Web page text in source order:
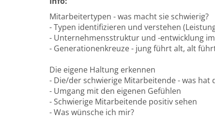
Mitarbeitertypen - was macht sie schwierig?
- Typen identifizieren und verstehen
- Unternehmensstruktur und -entwicklung
- Generationenkreuze - jung führt alt, alt
Die eigene Haltung erkennen
- Die/der schwierige Mitarbeitende - was hat
- Umgang mit den eigenen Gefühlen
- Schwierige Mitarbeitende positiv sehen
- Was wünsche ich mir?